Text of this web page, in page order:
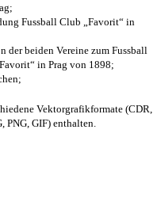
Fussball Club „Favorit“ in
der beiden Vereine zum Fussball
in Prag von 1898;
Vektorgrafikformate (CDR,
PNG, GIF) enthalten.